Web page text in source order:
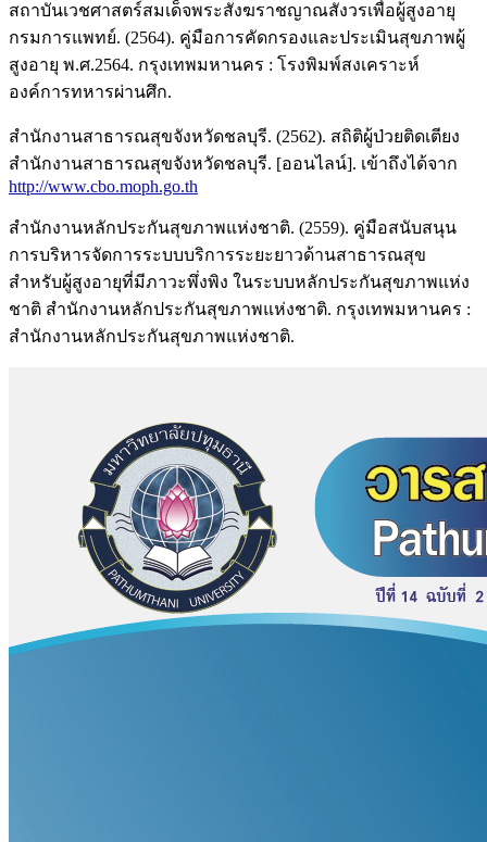
สถาบันเวชศาสตร์สมเด็จพระสังฆราชญาณสังวรเพื่อผู้สูงอายุ
กรมการแพทย์. (2564). คู่มือการคัดกรองและประเมินสุขภาพผู้
สูงอายุ พ.ศ.2564. กรุงเทพมหานคร : โรงพิมพ์สงเคราะห์
องค์การทหารผ่านศึก.
สำนักงานสาธารณสุขจังหวัดชลบุรี. (2562). สถิติผู้ป่วยติดเตียง
สำนักงานสาธารณสุขจังหวัดชลบุรี. [ออนไลน์]. เข้าถึงได้จาก
http://www.cbo.moph.go.th
สำนักงานหลักประกันสุขภาพแห่งชาติ. (2559). คู่มือสนับสนุน
การบริหารจัดการระบบบริการระยะยาวด้านสาธารณสุข
สำหรับผู้สูงอายุที่มีภาวะพึ่งพิง ในระบบหลักประกันสุขภาพแห่ง
ชาติ สำนักงานหลักประกันสุขภาพแห่งชาติ. กรุงเทพมหานคร :
สำนักงานหลักประกันสุขภาพแห่งชาติ.